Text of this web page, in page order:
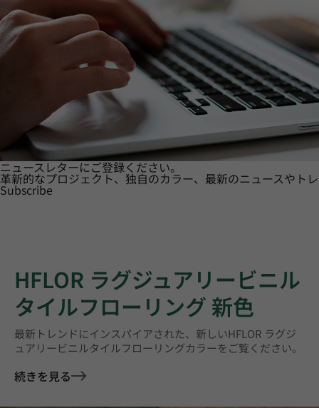
ニュースレターにご登録ください。
革新的なプロジェクト、独自のカラー、最新のニュースやト
Subscribe
HFLOR ラグジュアリービニル
タイルフローリング 新色
最新トレンドにインスパイアされた、新しいHFLOR ラグジ
ュアリービニルタイルフローリングカラーをご覧ください。
続きを見る